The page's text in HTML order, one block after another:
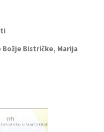
Bistričke, Marija